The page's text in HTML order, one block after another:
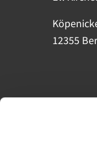
12355